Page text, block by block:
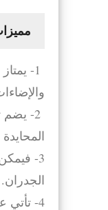
1-
2- يضم
3-
الجدران.
4-